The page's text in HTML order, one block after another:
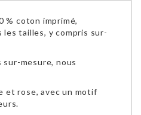
% coton imprimé,
tailles, y compris sur-
mesure, nous
et rose, avec un motif